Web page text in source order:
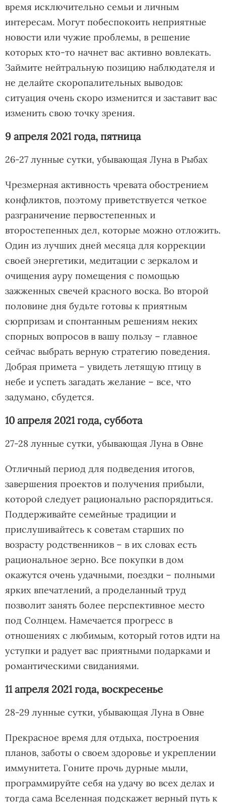
время исключительно семьи и личным
интересам. Могут побеспокоить неприятные
новости или чужие проблемы, в решение
которых кто-то начнет вас активно вовлекать.
Займите нейтральную позицию наблюдателя и
не делайте скоропалительных выводов:
ситуация очень скоро изменится и заставит вас
изменить свою точку зрения.
9 апреля 2021 года, пятница
26-27 лунные сутки, убывающая Луна в Рыбах
Чрезмерная активность чревата обострением
конфликтов, поэтому приветствуется четкое
разграничение первостепенных и
второстепенных дел, которые можно отложить.
Один из лучших дней месяца для коррекции
своей энергетики, медитации с зеркалом и
очищения ауру помещения с помощью
зажженных свечей красного воска. Во второй
половине дня будьте готовы к приятным
сюрпризам и спонтанным решениям неких
спорных вопросов в вашу пользу – главное
сейчас выбрать верную стратегию поведения.
Добрая примета – увидеть летящую птицу в
небе и успеть загадать желание – все, что
задумано, сбудется.
10 апреля 2021 года, суббота
27-28 лунные сутки, убывающая Луна в Овне
Отличный период для подведения итогов,
завершения проектов и получения прибыли,
которой следует рационально распорядиться.
Поддерживайте семейные традиции и
прислушивайтесь к советам старших по
возрасту родственников – в их словах есть
рациональное зерно. Все покупки в дом
окажутся очень удачными, поездки – полными
ярких впечатлений, а проделанный труд
позволит занять более перспективное место
под Солнцем. Намечается прогресс в
отношениях с любимым, который готов идти на
уступки и радует вас приятными подарками и
романтическими свиданиями.
11 апреля 2021 года, воскресенье
28-29 лунные сутки, убывающая Луна в Овне
Прекрасное время для отдыха, построения
планов, заботы о своем здоровье и укреплении
иммунитета. Гоните прочь дурные мыли,
программируйте себя на удачу во всех делах и
тогда сама Вселенная подскажет верный путь к